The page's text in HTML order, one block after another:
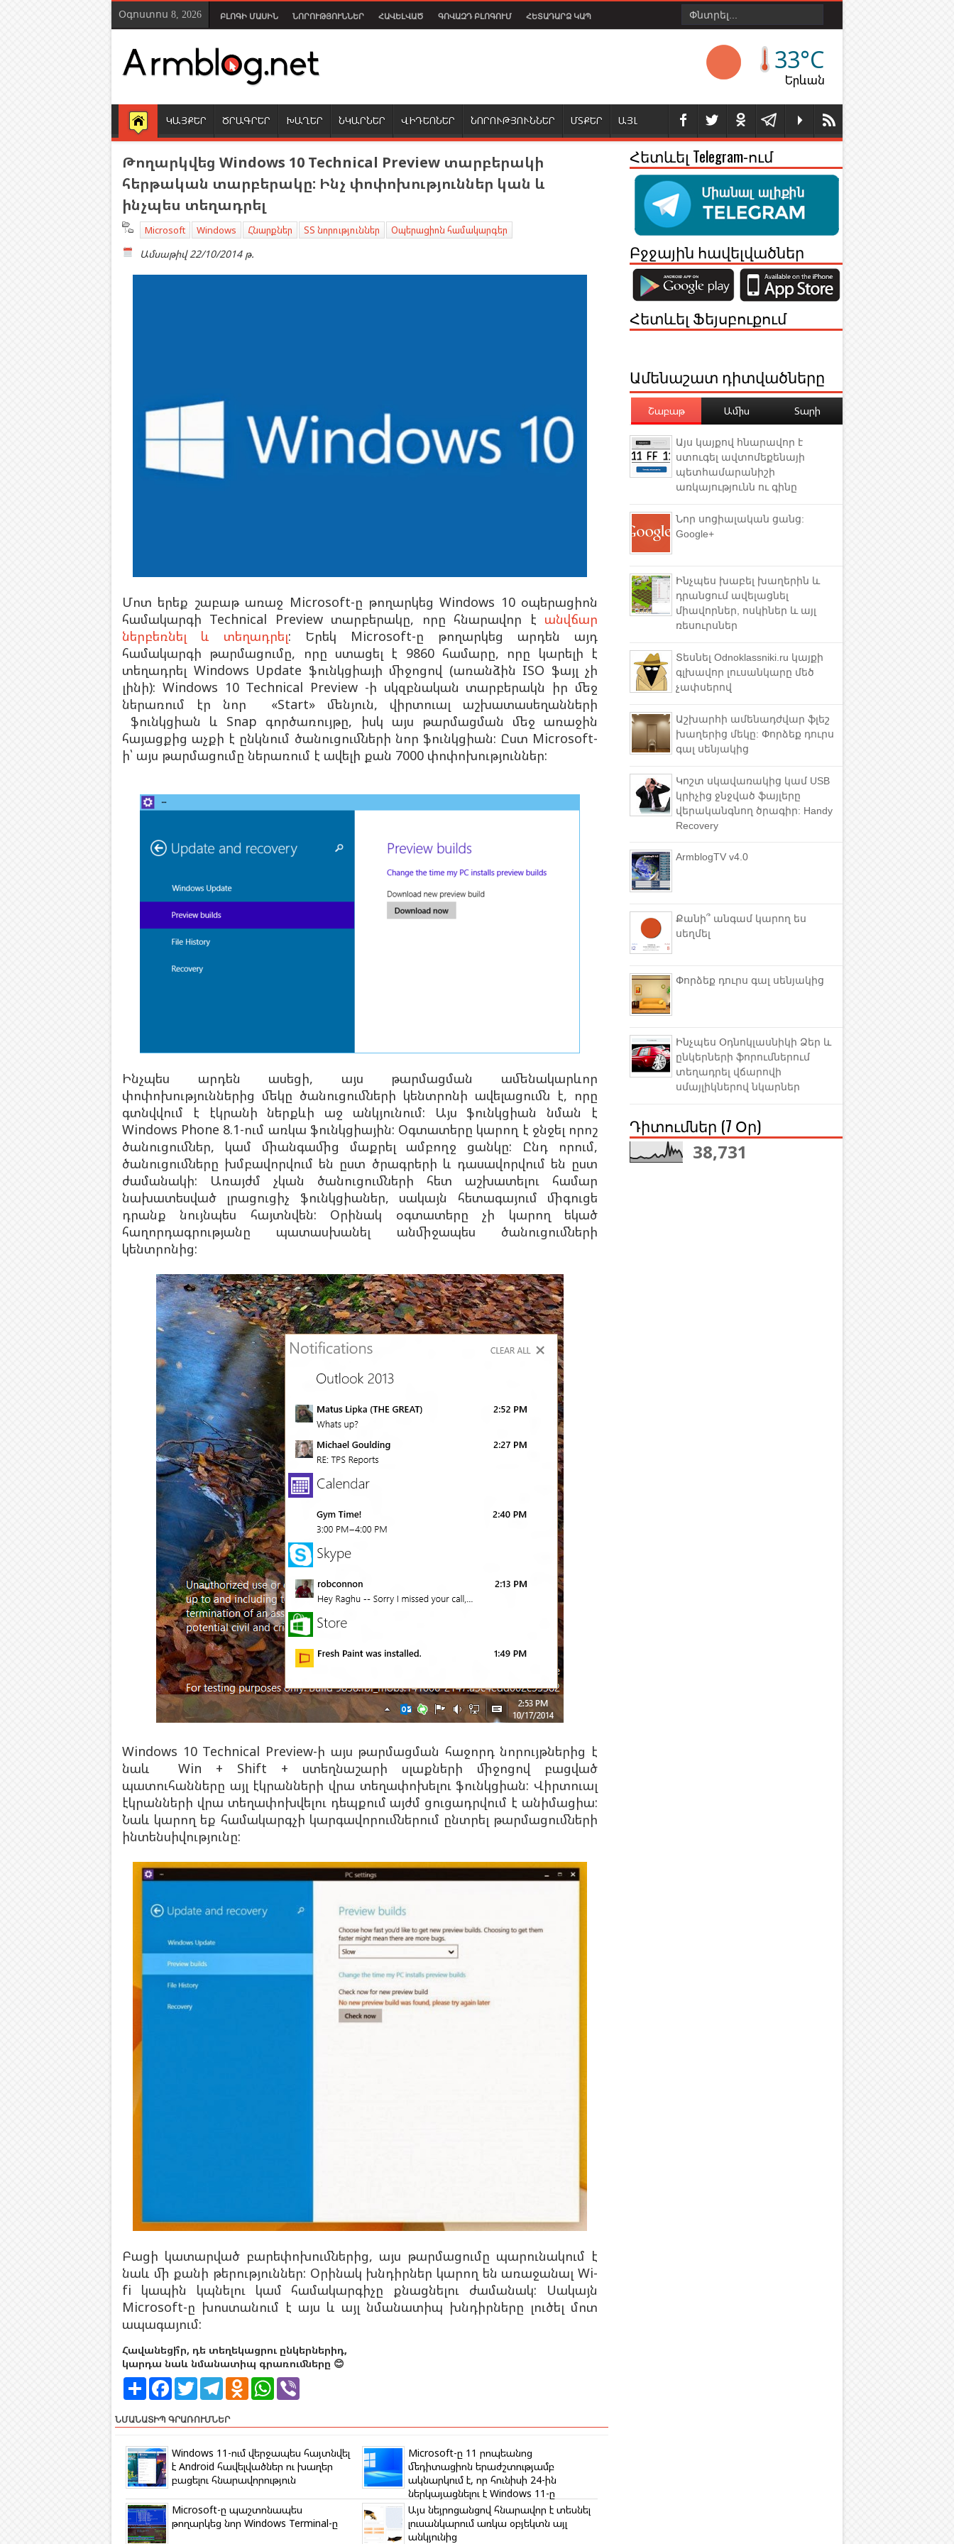
Օգոստոս 8, 2026 ԲԼՈԳԻ ՄԱՍԻՆ ՆՈՐՈՒԹՅՈՒՆՆԵՐ ՀԱՎԵԼՎԱԾ ԳՈՎԱԶԴ ԲԼՈԳՈՒՄ ՀԵՏԱԴԱՐՁ ԿԱՊ
33°C
Երևան
ԿԱՅՔԵՐ ԾՐԱԳՐԵՐ ԽԱՂԵՐ ՆԿԱՐՆԵՐ ՎԻԴԵՈՆԵՐ ՆՈՐՈՒԹՅՈՒՆՆԵՐ ՄՏՔԵՐ ԱՅԼ
Թողարկվեց Windows 10 Technical Preview տարբերակի
հերթական տարբերակը: Ինչ փոփոխություններ կան և
ինչպես տեղադրել
Microsoft Windows Հնարքներ ՏՏ նորություններ Օպերացիոն համակարգեր
Ամսաթիվ 22/10/2014 թ.
Մոտ երեք շաբաթ առաջ Microsoft-ը թողարկեց Windows 10 օպերացիոն
համակարգի Technical Preview տարբերակը, որը հնարավոր է անվճար
ներբեռնել և տեղադրել: Երեկ Microsoft-ը թողարկեց արդեն այդ
համակարգի թարմացումը, որը ստացել է 9860 համարը, որը կարելի է
տեղադրել Windows Update ֆունկցիայի միջոցով (առանձին ISO ֆայլ չի
լինի): Windows 10 Technical Preview -ի սկզբնական տարբերակն իր մեջ
ներառում էր նոր «Start» մենյուն, վիրտուալ աշխատասեղանների
ֆունկցիան և Snap գործառույթը, իսկ այս թարմացման մեջ առաջին
հայացքից աչքի է ընկնում ծանուցումների նոր ֆունկցիան: Ըստ Microsoft-
ի՝ այս թարմացումը ներառում է ավելի քան 7000 փոփոխություններ:
Ինչպես արդեն ասեցի, այս թարմացման ամենակարևոր
փոփոխություններից մեկը ծանուցումների կենտրոնի ավելացումն է, որը
գտնվվում է էկրանի ներքևի աջ անկյունում: Այս ֆունկցիան նման է
Windows Phone 8.1-ում առկա ֆունկցիային: Օգտատերը կարող է ջնջել որոշ
ծանուցումներ, կամ միանգամից մաքրել ամբողջ ցանկը: Ընդ որում,
ծանուցումները խմբավորվում են ըստ ծրագրերի և դասավորվում են ըստ
ժամանակի: Առայժմ չկան ծանուցումների հետ աշխատելու համար
նախատեսված լրացուցիչ ֆունկցիաներ, սակայն հետագայում միգուցե
դրանք նույնպես հայտնվեն: Օրինակ օգտատերը չի կարող եկած
հաղորդագրությանը պատասխանել անմիջապես ծանուցումների
կենտրոնից:
Windows 10 Technical Preview-ի այս թարմացման հաջորդ նորույթներից է
նաև Win + Shift + ստեղնաշարի սլաքների միջոցով բացված
պատուհանները այլ էկրանների վրա տեղափոխելու ֆունկցիան: Վիրտուալ
էկրանների վրա տեղափոխվելու դեպքում այժմ ցուցադրվում է անիմացիա:
Նաև կարող եք համակարգչի կարգավորումներում ընտրել թարմացումների
ինտենսիվությունը:
Բացի կատարված բարեփոխումներից, այս թարմացումը պարունակում է
նաև մի քանի թերություններ: Օրինակ խնդիրներ կարող են առաջանալ Wi-
fi կապին կպնելու կամ համակարգիչը քնացնելու ժամանակ: Սակայն
Microsoft-ը խոստանում է այս և այլ նմանատիպ խնդիրները լուծել մոտ
ապագայում:
Հավանեցի՞ր, դե տեղեկացրու ընկերներիդ,
կարդա նաև նմանատիպ գրառումները 😊
S
r
e
F
e
b
o
k
T
t
t
r
T
e
g
a
m
O
k
a
s
s
n
i
k
i
W
s
p
p
r
ՆՄԱՆԱՏԻՊ ԳՐԱՌՈՒՄՆԵՐ
Windows 11-ում վերջապես հայտնվել
է Android հավելվածներ ու խաղեր
բացելու հնարավորություն
Microsoft-ը 11 րոպեանոց
մեդիտացիոն երաժշտությամբ
ակնարկում է, որ հունիսի 24-ին
ներկայացնելու է Windows 11-ը
Microsoft-ը պաշտոնապես
թողարկեց նոր Windows Terminal-ը
Այս նեյրոցանցով հնարավոր է տեսնել
լուսանկարում առկա օբյեկտն այլ
անկյունից
Հետևել Telegram-ում
Բջջային հավելվածներ
Հետևել Ֆեյսբուքում
Ամենաշատ դիտվածները
Շաբաթ Ամիս Տարի
Այս կայքով հնարավոր է
ստուգել ավտոմեքենայի
պետհամարանիշի
առկայությունն ու գինը
Նոր սոցիալական ցանց:
Google+
Ինչպես խաբել խաղերին և
դրանցում ավելացնել
միավորներ, ոսկիներ և այլ
ռեսուրսներ
Տեսնել Odnoklassniki.ru կայքի
գլխավոր լուսանկարը մեծ
չափսերով
Աշխարհի ամենադժվար ֆլեշ
խաղերից մեկը: Փորձեք դուրս
գալ սենյակից
Կոշտ սկավառակից կամ USB
կրիչից ջնջված ֆայլերը
վերականգնող ծրագիր: Handy
Recovery
ArmblogTV v4.0
Քանի՞ անգամ կարող ես
սեղմել
Փորձեք դուրս գալ սենյակից
Ինչպես Օդնոկլասնիկի Ձեր և
ընկերների ֆորումներում
տեղադրել վճարովի
սմայլիկներով նկարներ
Դիտումներ (7 Օր)
38,731